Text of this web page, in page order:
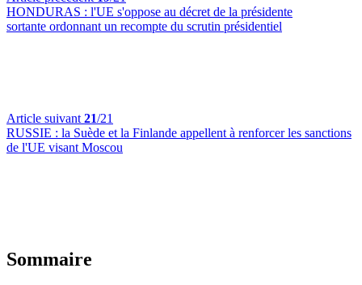
HONDURAS : l'UE s'oppose au décret de la présidente
sortante ordonnant un recompte du scrutin présidentiel
Article suivant 21/21
RUSSIE : la Suède et la Finlande appellent à renforcer les sanctions
de l'UE visant Moscou
Sommaire